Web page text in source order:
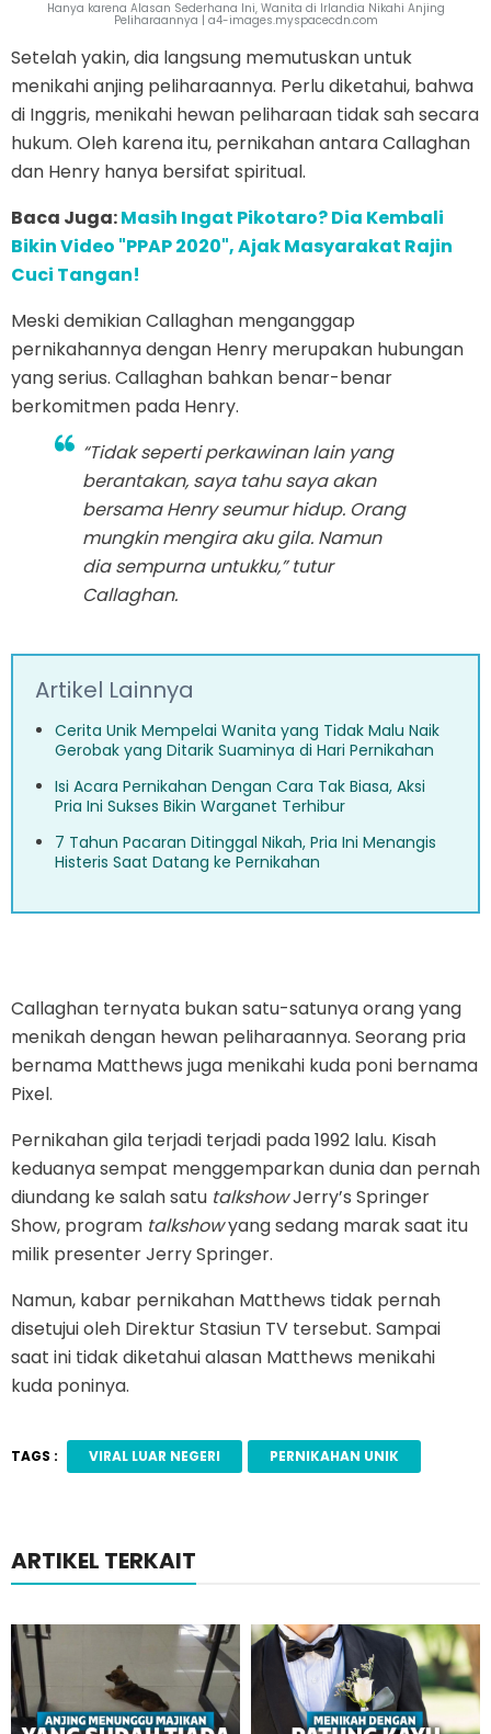
Hanya karena Alasan Sederhana Ini, Wanita di Irlandia Nikahi Anjing
Peliharaannya | a4-images.myspacecdn.com
Setelah yakin, dia langsung memutuskan untuk
menikahi anjing peliharaannya. Perlu diketahui, bahwa
di Inggris, menikahi hewan peliharaan tidak sah secara
hukum. Oleh karena itu, pernikahan antara Callaghan
dan Henry hanya bersifat spiritual.
Baca Juga:Masih Ingat Pikotaro? Dia Kembali
Bikin Video "PPAP 2020", Ajak Masyarakat Rajin
Cuci Tangan!
Meski demikian Callaghan menganggap
pernikahannya dengan Henry merupakan hubungan
yang serius. Callaghan bahkan benar-benar
berkomitmen pada Henry.
“Tidak seperti perkawinan lain yang
berantakan, saya tahu saya akan
bersama Henry seumur hidup. Orang
mungkin mengira aku gila. Namun
dia sempurna untukku,” tutur
Callaghan.
Artikel Lainnya
Cerita Unik Mempelai Wanita yang Tidak Malu Naik
Gerobak yang Ditarik Suaminya di Hari Pernikahan
Isi Acara Pernikahan Dengan Cara Tak Biasa, Aksi
Pria Ini Sukses Bikin Warganet Terhibur
7 Tahun Pacaran Ditinggal Nikah, Pria Ini Menangis
Histeris Saat Datang ke Pernikahan
Callaghan ternyata bukan satu-satunya orang yang
menikah dengan hewan peliharaannya. Seorang pria
bernama Matthews juga menikahi kuda poni bernama
Pixel.
Pernikahan gila terjadi terjadi pada 1992 lalu. Kisah
keduanya sempat menggemparkan dunia dan pernah
diundang ke salah satu talkshowJerry’s Springer
Show, program talkshowyang sedang marak saat itu
milik presenter Jerry Springer.
Namun, kabar pernikahan Matthews tidak pernah
disetujui oleh Direktur Stasiun TV tersebut. Sampai
saat ini tidak diketahui alasan Matthews menikahi
kuda poninya.
TAGS : VIRAL LUAR NEGERI PERNIKAHAN UNIK
ARTIKEL TERKAIT